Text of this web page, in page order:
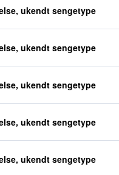
ukendt sengetype
ukendt sengetype
ukendt sengetype
ukendt sengetype
ukendt sengetype